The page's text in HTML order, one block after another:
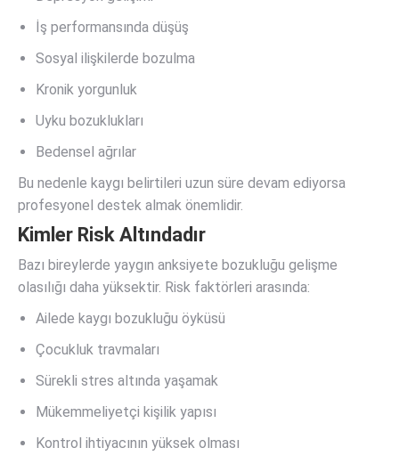
İş performansında düşüş
Sosyal ilişkilerde bozulma
Kronik yorgunluk
Uyku bozuklukları
Bedensel ağrılar
Bu nedenle kaygı belirtileri uzun süre devam ediyorsa
profesyonel destek almak önemlidir.
Kimler Risk Altındadır
Bazı bireylerde yaygın anksiyete bozukluğu gelişme
olasılığı daha yüksektir. Risk faktörleri arasında:
Ailede kaygı bozukluğu öyküsü
Çocukluk travmaları
Sürekli stres altında yaşamak
Mükemmeliyetçi kişilik yapısı
Kontrol ihtiyacının yüksek olması